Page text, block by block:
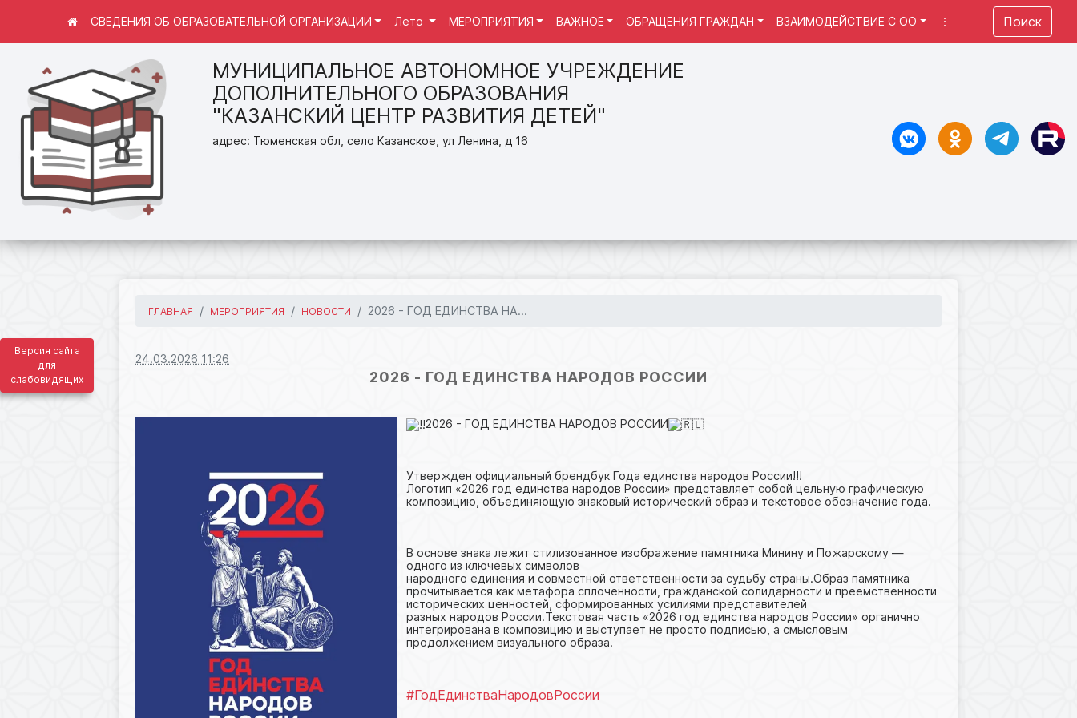
Версия сайта
для
слабовидящих
МУНИЦИПАЛЬНОЕ АВТОНОМНОЕ УЧРЕЖДЕНИЕ
ДОПОЛНИТЕЛЬНОГО ОБРАЗОВАНИЯ
"КАЗАНСКИЙ ЦЕНТР РАЗВИТИЯ ДЕТЕЙ"
адрес: Тюменская обл, село Казанское, ул Ленина, д 16
СВЕДЕНИЯ ОБ ОБРАЗОВАТЕЛЬНОЙ ОРГАНИЗАЦИИ Лето МЕРОПРИЯТИЯ ВАЖНОЕ ОБРАЩЕНИЯ ГРАЖДАН ВЗАИМОДЕЙСТВИЕ С ОО ⋮ Поиск
ГЛАВНАЯ МЕРОПРИЯТИЯ НОВОСТИ 2026 - ГОД ЕДИНСТВА НА...
24.03.2026 11:26
2026 - ГОД ЕДИНСТВА НАРОДОВ РОССИИ
2026 - ГОД ЕДИНСТВА НАРОДОВ РОССИИ
Утвержден официальный брендбук Года единства народов России!!!
Логотип «2026 год единства народов России» представляет собой цельную графическую
композицию, объединяющую знаковый исторический образ и текстовое обозначение года.
В основе знака лежит стилизованное изображение памятника Минину и Пожарскому —
одного из ключевых символов
народного единения и совместной ответственности за судьбу страны.Образ памятника
прочитывается как метафора сплочённости, гражданской солидарности и преемственности
исторических ценностей, сформированных усилиями представителей
разных народов России.Текстовая часть «2026 год единства народов России» органично
интегрирована в композицию и выступает не просто подписью, а смысловым
продолжением визуального образа.
#ГодЕдинстваНародовРоссии